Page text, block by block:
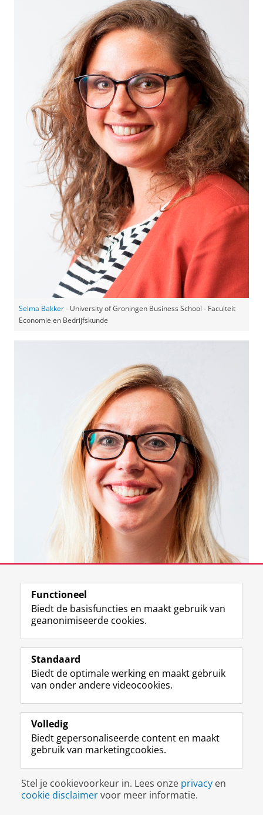
Selma Bakker- University of Groningen Business School - Faculteit
Economie en Bedrijfskunde
Marjolijn Onrust
Functioneel
Biedt de basisfuncties en maakt gebruik van
geanonimiseerde cookies.
Standaard
Biedt de optimale werking en maakt gebruik
van onder andere videocookies.
Volledig
Biedt gepersonaliseerde content en maakt
gebruik van marketingcookies.
Stel je cookievoorkeur in. Lees onze privacy en
cookie disclaimervoor meer informatie.